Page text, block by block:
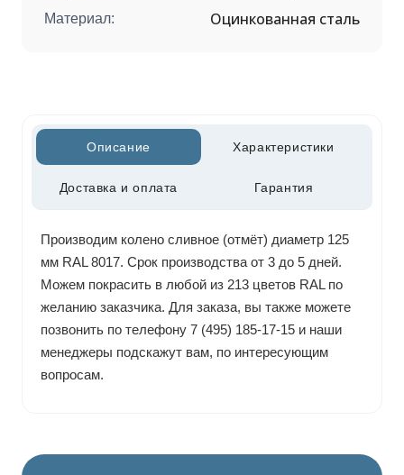
Материал: Оцинкованная сталь
Описание Характеристики
Доставка и оплата Гарантия
Производим колено сливное (отмёт) диаметр 125
мм RAL 8017. Срок производства от 3 до 5 дней.
Можем покрасить в любой из 213 цветов RAL по
желанию заказчика. Для заказа, вы также можете
позвонить по телефону 7 (495) 185-17-15 и наши
менеджеры подскажут вам, по интересующим
вопросам.